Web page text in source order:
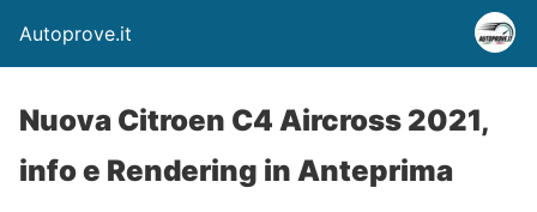
Autoprove.it
Nuova Citroen C4 Aircross 2021,
info e Rendering in Anteprima